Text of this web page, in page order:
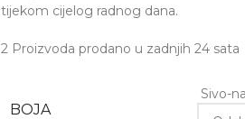
tijekom cijelog radnog dana.
2 Proizvoda prodano u zadnjih 24 sata
BOJA
Sivo-